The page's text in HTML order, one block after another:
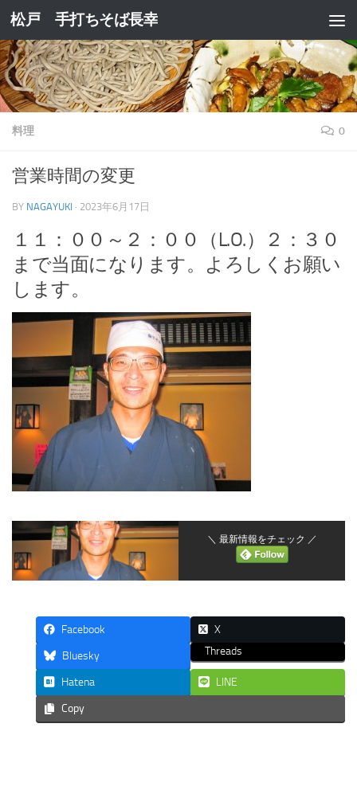
コンテンツへスキップ
松戸 手打ちそば長幸
料理 0
営業時間の変更
BY NAGAYUKI · 2023年6月17日
１１：００～２：００（L.O.）２：３０
まで当面になります。よろしくお願い
します。
＼ 最新情報をチェック ／
Facebook X
Bluesky Threads
Hatena LINE
Copy